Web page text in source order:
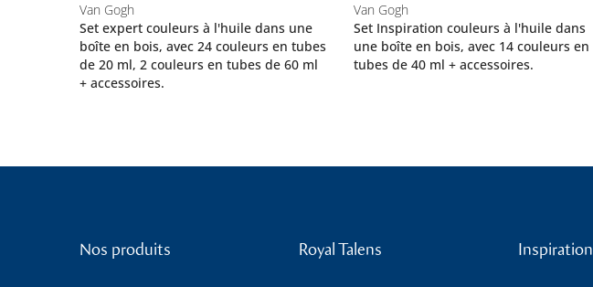
Van Gogh
Set expert couleurs à l'huile dans une
boîte en bois, avec 24 couleurs en tubes
de 20 ml, 2 couleurs en tubes de 60 ml
+ accessoires.
Van Gogh
Set Inspiration couleurs à l'huile dans
une boîte en bois, avec 14 couleurs en
tubes de 40 ml + accessoires.
Nos produits Royal Talens Inspiration